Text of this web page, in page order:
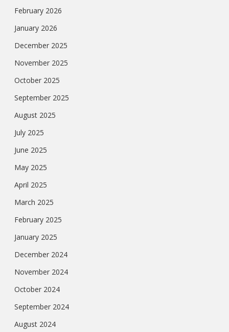
February 2026
January 2026
December 2025
November 2025
October 2025
September 2025
August 2025
July 2025
June 2025
May 2025
April 2025
March 2025
February 2025
January 2025
December 2024
November 2024
October 2024
September 2024
August 2024